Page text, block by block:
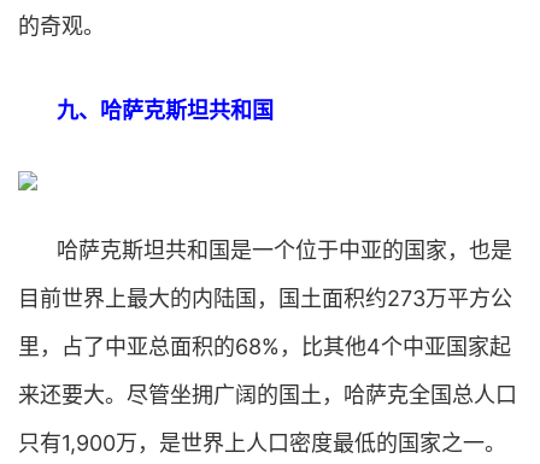
的奇观。
九、哈萨克斯坦共和国
哈萨克斯坦共和国是一个位于中亚的国家，也是
目前世界上最大的内陆国，国土面积约273万平方公
里，占了中亚总面积的68%，比其他4个中亚国家起
来还要大。尽管坐拥广阔的国土，哈萨克全国总人口
只有1,900万，是世界上人口密度最低的国家之一。